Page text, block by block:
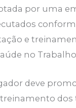
por uma
e
no
deve
dos